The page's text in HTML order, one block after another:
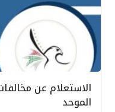
الاستعلام عن
الموحد